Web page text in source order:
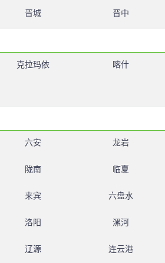
晋城 晋中
克拉玛依 喀什
六安 龙岩
陇南 临夏
来宾 六盘水
洛阳 漯河
辽源 连云港